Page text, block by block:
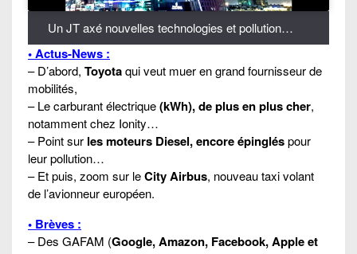
Un JT axé nouvelles technologies et pollution…
• Actus-News :
– D’abord, Toyotaqui veut muer en grand fournisseur de
mobilités,
– Le carburant électrique(kWh), de plus en plus cher,
notamment chez Ionity…
– Point sur les moteurs Diesel, encore épingléspour
leur pollution…
– Et puis, zoom sur leCity Airbus, nouveau taxi volant
de l’avionneur européen.
• Brèves :
– Des GAFAM (Google, Amazon, Facebook, Apple et